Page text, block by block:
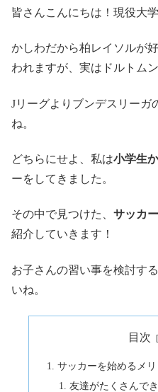
皆さんこんにちは！現役大
かしわだから柏レイソルが
われますが、実はドルトム
Jリーグよりブンデスリーガ
ね。
どちらにせよ、私は小学生
ーをしてきました。
その中で見つけた、 サッカ
紹介していきます！
お子さんの習い事を検討す
いね。
目次
サッカーを始めるメリ
友達がたくさんで